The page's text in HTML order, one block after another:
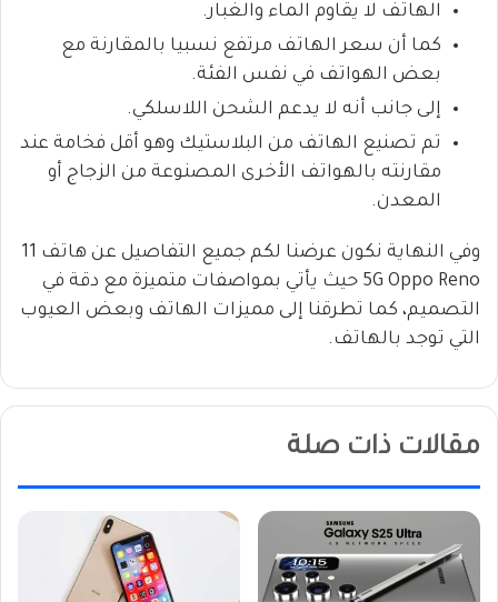
الهاتف لا يقاوم الماء والغبار.
كما أن سعر الهاتف مرتفع نسبيا بالمقارنة مع
بعض الهواتف في نفس الفئة.
إلى جانب أنه لا يدعم الشحن اللاسلكي.
تم تصنيع الهاتف من البلاستيك وهو أقل فخامة عند
مقارنته بالهواتف الأخرى المصنوعة من الزجاج أو
المعدن.
وفي النهاية نكون عرضنا لكم جميع التفاصيل عن هاتف 11
5G Oppo Reno حيث يأتي بمواصفات متميزة مع دقة في
التصميم، كما تطرقنا إلى مميزات الهاتف وبعض العيوب
التي توجد بالهاتف.
مقالات ذات صلة